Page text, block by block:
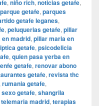
, niño rich, noticias getafe,
parque getafe, parques
getafe leganes,
, peluquerias getafe, pillar
madrid, pillar maria en
getafe, psicodelicia
, quien pasa yerba en
getafe, renovar abono
getafe, revista thc
rumania getafe,
sexo getafe, shangrila
telemaria madrid, terapias